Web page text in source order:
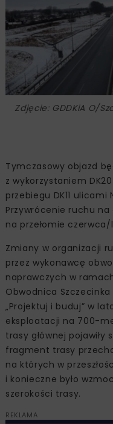
Zdjęcie: GDDKiA O/
Tymczasowy objazd
z wykorzystaniem
przebiegu DK11 ulicami
Przywrócenie ruchu
na przełomie
Zmiany w organizacji
przez wykonawcę
naprawczych w
Obwodnica
„Projektuj i buduj” w
eksploatacji na 700-
trasy głównej pojawiły
fragment trasy
na których w
i konieczne było
szerokości trasy.
REKLAMA